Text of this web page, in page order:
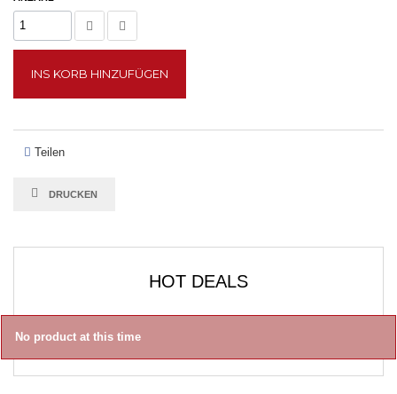
INS KORB HINZUFÜGEN
Teilen
DRUCKEN
HOT DEALS
No product at this time